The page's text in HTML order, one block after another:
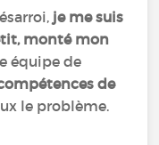
je me suis
monté mon
équipe de
de
le problème.